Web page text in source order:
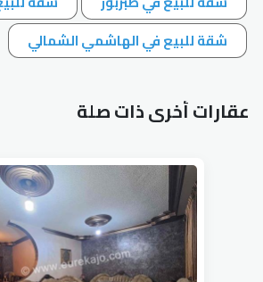
شقة للبيع في الهاشمي الشمالي
عقارات أخرى ذات صلة